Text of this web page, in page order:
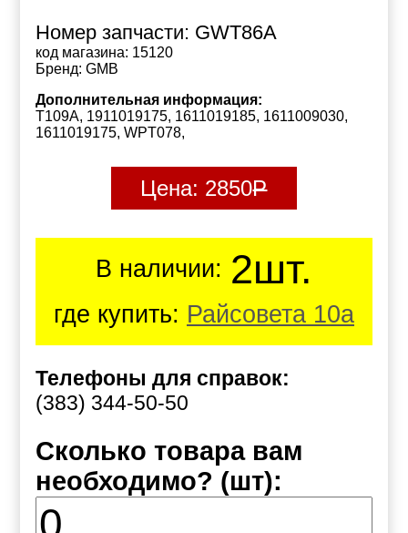
Номер запчасти: GWT86A
код магазина: 15120
Бренд: GMB
Дополнительная информация:
T109A, 1911019175, 1611019185, 1611009030,
1611019175, WPT078,
Цена: 2850Р
В наличии: 2шт.
где купить: Райсовета 10а
Телефоны для справок:
(383) 344-50-50
Сколько товара вам
необходимо? (шт):